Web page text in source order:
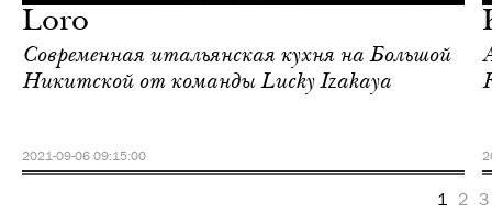
Loro
Современная итальянская кухня на Большой
Никитской от команды Lucky Izakaya
2021-09-06 09:15:00
1 2 3